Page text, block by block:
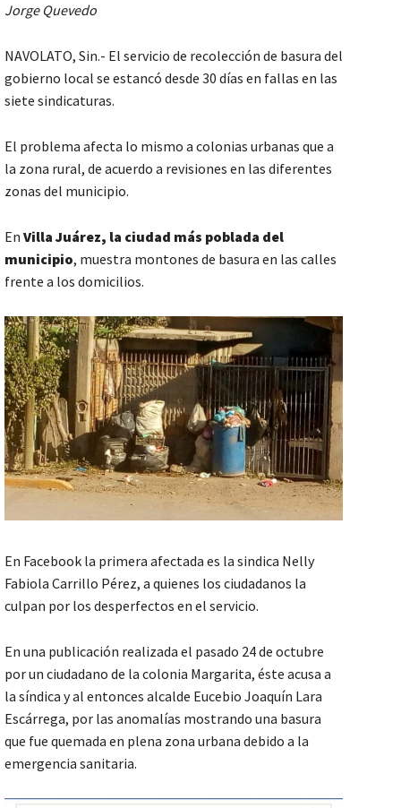
Jorge Quevedo
NAVOLATO, Sin.- El servicio de recolección de basura del
gobierno local se estancó desde 30 días en fallas en las
siete sindicaturas.
El problema afecta lo mismo a colonias urbanas que a
la zona rural, de acuerdo a revisiones en las diferentes
zonas del municipio.
En Villa Juárez, la ciudad más poblada del
municipio, muestra montones de basura en las calles
frente a los domicilios.
En Facebook la primera afectada es la sindica Nelly
Fabiola Carrillo Pérez, a quienes los ciudadanos la
culpan por los desperfectos en el servicio.
En una publicación realizada el pasado 24 de octubre
por un ciudadano de la colonia Margarita, éste acusa a
la síndica y al entonces alcalde Eucebio Joaquín Lara
Escárrega, por las anomalías mostrando una basura
que fue quemada en plena zona urbana debido a la
emergencia sanitaria.